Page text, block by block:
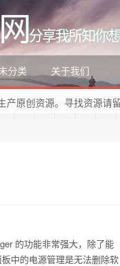
分享我所知你
分类 关于我们
原创资源。寻找资源请
的功能非常强大，除了能
中的电源管理是无法删除软